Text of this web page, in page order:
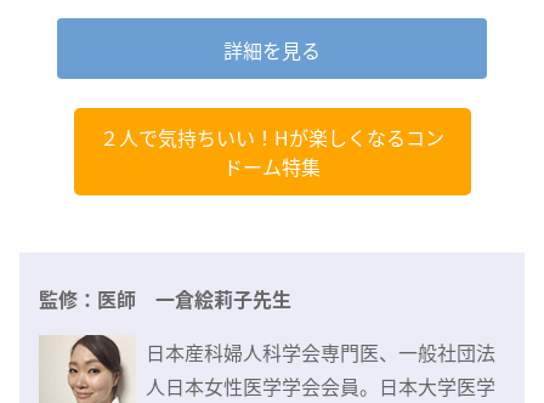
詳細を見る
２人で気持ちいい！Hが楽しくなるコン
ドーム特集
監修：医師 一倉絵莉子先生
日本産科婦人科学会専門医、一般社団法
人日本女性医学学会会員。日本大学医学